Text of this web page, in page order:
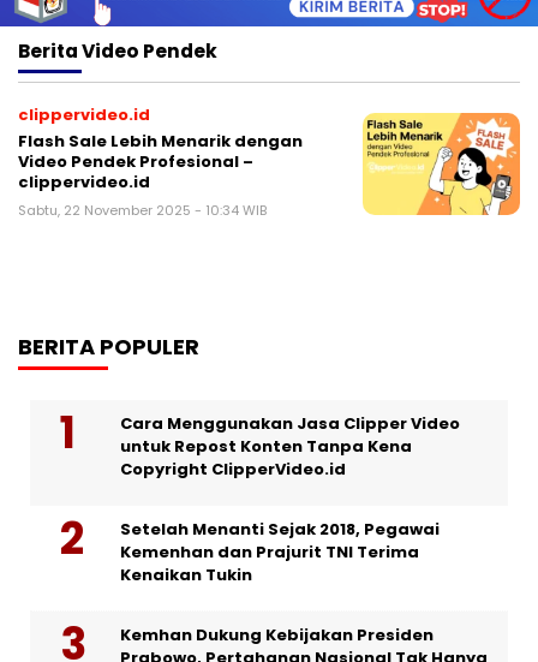
BeritaVideo Pendek
clippervideo.id
Flash Sale Lebih Menarik dengan
Video Pendek Profesional –
clippervideo.id
Sabtu, 22 November 2025 - 10:34 WIB
BERITA POPULER
Cara Menggunakan Jasa Clipper Video
untuk Repost Konten Tanpa Kena
Copyright ClipperVideo.id
Setelah Menanti Sejak 2018, Pegawai
Kemenhan dan Prajurit TNI Terima
Kenaikan Tukin
Kemhan Dukung Kebijakan Presiden